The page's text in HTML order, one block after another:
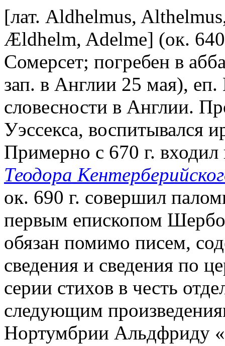
[лат. Aldhelmus,
Ældhelm, Adelme] (ок.
Сомерсет; погребен в
зап. в Англии 25 мая), еп.
словесности в Англии.
Уэссекса, воспитывался
Примерно с 670 г.
Теодора
ок. 690 г. совершил
первым епископом
обязан помимо писем,
сведения и сведения по
серии стихов в честь
следующим
Нортумбрии Альдфриду